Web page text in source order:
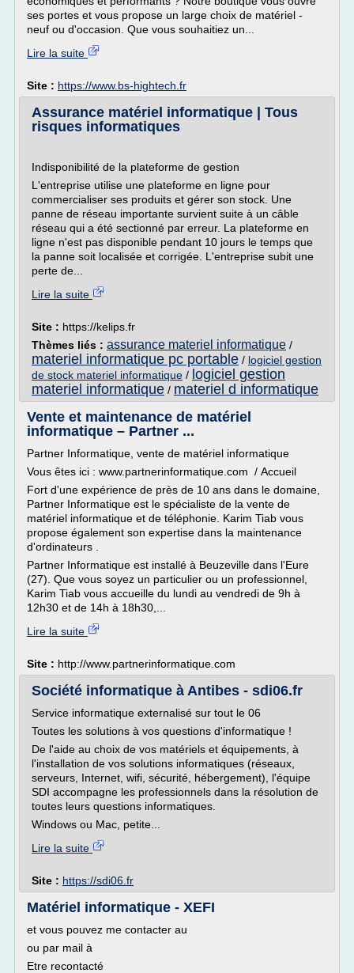
ses portes et vous propose un large choix de matériel -
neuf ou d'occasion. Que vous souhaitiez un...
Lire la suite
Site : https://www.bs-hightech.fr
Assurance matériel informatique | Tous
risques informatiques
Indisponibilité de la plateforme de gestion
L'entreprise utilise une plateforme en ligne pour
commercialiser ses produits et gérer son stock. Une
panne de réseau importante survient suite à un câble
réseau qui a été sectionné par erreur. La plateforme en
ligne n'est pas disponible pendant 10 jours le temps que
la panne soit localisée et corrigée. L'entreprise subit une
perte de...
Lire la suite
Site : https://kelips.fr
Thèmes liés : assurance materiel informatique /
materiel informatique pc portable / logiciel gestion
de stock materiel informatique / logiciel gestion
materiel informatique / materiel d informatique
Vente et maintenance de matériel
informatique – Partner ...
Partner Informatique, vente de matériel informatique
Vous êtes ici : www.partnerinformatique.com / Accueil
Fort d'une expérience de près de 10 ans dans le domaine,
Partner Informatique est le spécialiste de la vente de
matériel informatique et de téléphonie. Karim Tiab vous
propose également son expertise dans la maintenance
d'ordinateurs .
Partner Informatique est installé à Beuzeville dans l'Eure
(27). Que vous soyez un particulier ou un professionnel,
Karim Tiab vous accueille du lundi au vendredi de 9h à
12h30 et de 14h à 18h30,...
Lire la suite
Site : http://www.partnerinformatique.com
Société informatique à Antibes - sdi06.fr
Service informatique externalisé sur tout le 06
Toutes les solutions à vos questions d'informatique !
De l'aide au choix de vos matériels et équipements, à
l'installation de vos solutions informatiques (réseaux,
serveurs, Internet, wifi, sécurité, hébergement), l'équipe
SDI accompagne les professionnels dans la résolution de
toutes leurs questions informatiques.
Windows ou Mac, petite...
Lire la suite
Site : https://sdi06.fr
Matériel informatique - XEFI
et vous pouvez me contacter au
ou par mail à
Etre recontacté